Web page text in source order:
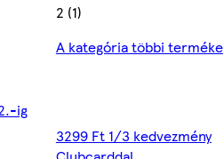
ig
2 (1)
A kategória többi terméke
3299 Ft 1/3 kedvezmény